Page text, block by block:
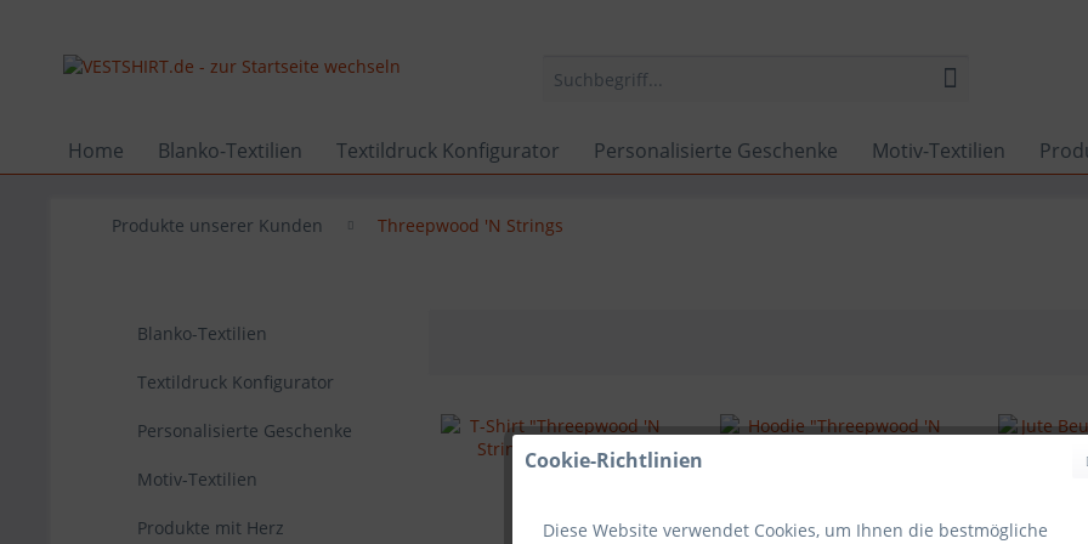
Home Blanko-Textilien Textildruck Konfigurator Personalisierte Geschenke Motiv-Textilien
Produkte unserer Kunden Threepwood 'N Strings
Blanko-Textilien
Textildruck Konfigurator
Personalisierte Geschenke
Motiv-Textilien
Produkte mit Herz
Cookie-Richtlinien
Diese Website verwendet Cookies, um Ihnen die bestmögliche